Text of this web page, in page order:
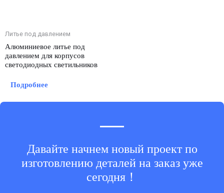
Литье под давлением
Алюминиевое литье под
давлением для корпусов
светодиодных светильников
Подробнее
Давайте начнем новый проект по
изготовлению деталей на заказ уже
сегодня！